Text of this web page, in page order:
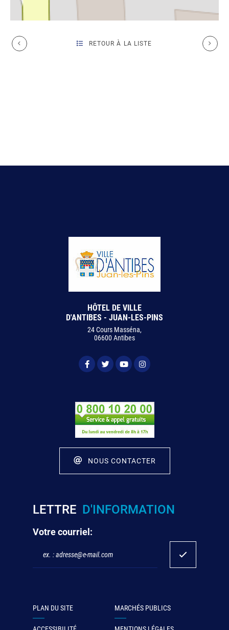
RETOUR À LA LISTE
HÔTEL DE VILLE
D'ANTIBES - JUAN-LES-PINS
24 Cours Masséna,
06600 Antibes
NOUS CONTACTER
LETTRE D'INFORMATION
Votre courriel:
PLAN DU SITE MARCHÉS PUBLICS